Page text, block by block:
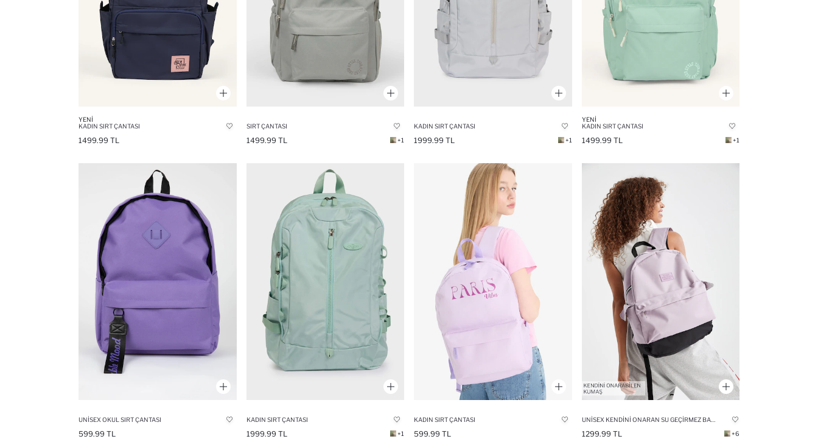
YENI
KADIN SIRT ÇANTASI
1499.99 TL
SIRT ÇANTASI
1499.99 TL +1
KADIN SIRT ÇANTASI
1999.99 TL +1
YENI
KADIN SIRT ÇANTASI
1499.99 TL +1
UNISEX OKUL SIRT ÇANTASI
599.99 TL
KADIN SIRT ÇANTASI
1999.99 TL +1
KADIN SIRT ÇANTASI
599.99 TL
UNISEX KENDINI ONARAN SU GEÇIRMEZ BASKILI BÜYÜK OKUL SIRT ÇANTASI
1299.99 TL +6